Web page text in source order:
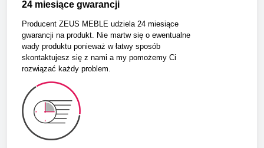
24 miesiące gwarancji
Producent ZEUS MEBLE udziela 24 miesiące
gwarancji na produkt. Nie martw się o ewentualne
wady produktu ponieważ w łatwy sposób
skontaktujesz się z nami a my pomożemy Ci
rozwiązać każdy problem.